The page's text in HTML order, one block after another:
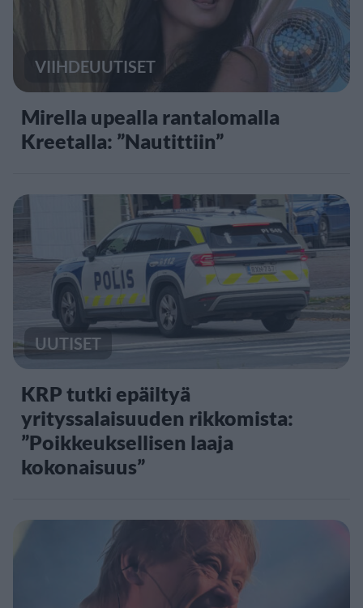
VIIHDEUUTISET
Mirella upealla rantalomalla
Kreetalla: ”Nautittiin”
UUTISET
KRP tutki epäiltyä
yrityssalaisuuden rikkomista:
”Poikkeuksellisen laaja
kokonaisuus”